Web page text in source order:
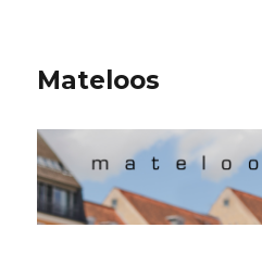
Mateloos